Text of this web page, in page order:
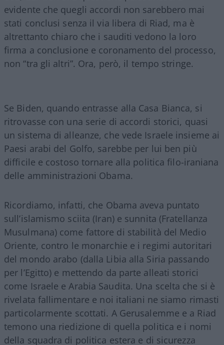
evidente che quegli accordi non sarebbero mai
stati conclusi senza il via libera di Riad, ma è
altrettanto chiaro che i sauditi vedono la loro
firma a conclusione e coronamento del processo,
non “tra gli altri”. Ora, però, il tempo stringe.
Se Biden, quando entrasse alla Casa Bianca, si
ritrovasse con una serie di accordi storici, quasi
un sistema di alleanze, che vede Israele insieme ai
Paesi arabi del Golfo, sarebbe per lui ben più
difficile e costoso tornare alla politica filo-iraniana
delle amministrazioni Obama.
Ricordiamo, infatti, che Obama aveva puntato
sull’islamismo sciita (Iran) e sunnita (Fratellanza
Musulmana) come fattore di stabilità del Medio
Oriente, contro le monarchie e i regimi autoritari
del mondo arabo (dalla Libia alla Siria passando
per l’Egitto) e mettendo da parte alleati storici
come Israele e Arabia Saudita. Una scelta che si è
rivelata fallimentare e noi italiani ne siamo rimasti
particolarmente scottati. A Gerusalemme e a Riad
temono una riedizione di quella politica e i nomi
della squadra di politica estera e di sicurezza